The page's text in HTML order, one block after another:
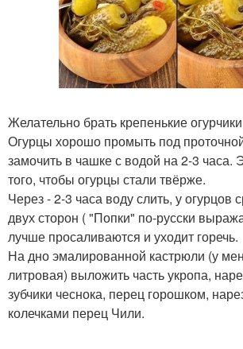
Желательно брать крепенькие
Огурцы хорошо промыть под
замочить в чашке с водой на 2-3 часа.
того, чтобы огурцы стали твёрже.
Через - 2-3 часа воду слить, у огурцов
двух сторон ( "Попки" по-русски
лучше просаливаются и уходит горечь.
На дно эмалированной кастрюли (у
литровая) выложить часть укропа,
зубчики чеснока, перец горошком,
колечками перец Чили.